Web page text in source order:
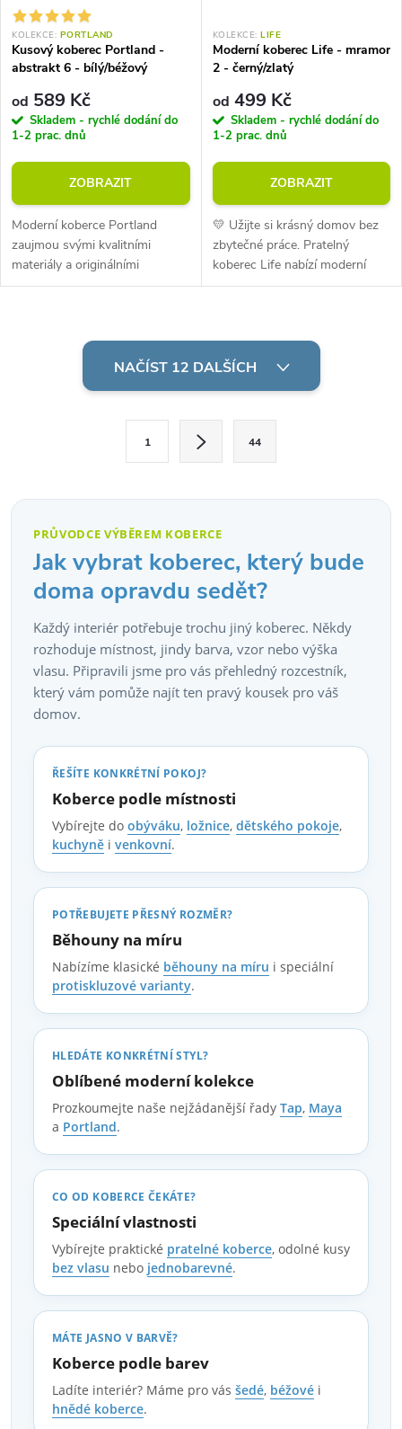
KOLEKCE: PORTLAND
Kusový koberec Portland -
abstrakt 6 - bílý/béžový
od 589 Kč
Skladem - rychlé dodání do
1-2 prac. dnů
ZOBRAZIT
Moderní koberce Portland
zaujmou svými kvalitními
materiály a originálními
vzory. Výška vlasu je 9 mm při
KOLEKCE: LIFE
Moderní koberec Life - mramor
2 - černý/zlatý
od 499 Kč
Skladem - rychlé dodání do
1-2 prac. dnů
ZOBRAZIT
💛 Užijte si krásný domov bez
zbytečné práce. Pratelný
koberec Life nabízí moderní
design, snadné čištění díky
rozměrů....
a
NAČÍST 12 DALŠÍCH
á
1 44
PRŮVODCE VÝBĚREM KOBERCE
Jak vybrat koberec, který bude
doma opravdu sedět?
Každý interiér potřebuje trochu jiný koberec. Někdy
rozhoduje místnost, jindy barva, vzor nebo výška
vlasu. Připravili jsme pro vás přehledný rozcestník,
který vám pomůže najít ten pravý kousek pro váš
domov.
ŘEŠÍTE KONKRÉTNÍ POKOJ?
Koberce podle místnosti
Vybírejte do obýváku, ložnice, dětského pokoje,
kuchyně i venkovní.
POTŘEBUJETE PŘESNÝ ROZMĚR?
Běhouny na míru
Nabízíme klasické běhouny na míru i speciální
protiskluzové varianty.
HLEDÁTE KONKRÉTNÍ STYL?
Oblíbené moderní kolekce
Prozkoumejte naše nejžádanější řady Tap, Maya
a Portland.
CO OD KOBERCE ČEKÁTE?
Speciální vlastnosti
Vybírejte praktické pratelné koberce, odolné kusy
bez vlasu nebo jednobarevné.
MÁTE JASNO V BARVĚ?
Koberce podle barev
Ladíte interiér? Máme pro vás šedé, béžové i
hnědé koberce.